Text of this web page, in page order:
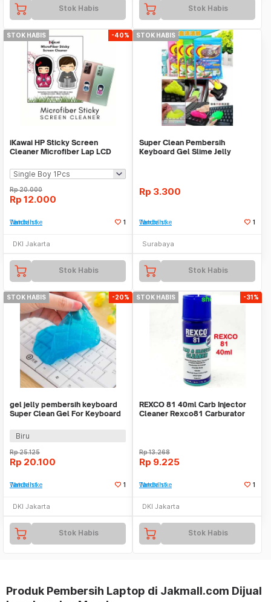
Stok Habis Stok Habis
STOK HABIS -40%
iKawai HP Sticky Screen
Cleaner Microfiber Lap LCD
Rp20.000
Rp 12.000
Tambah ke Watchlist 1
DKI Jakarta
Stok Habis
STOK HABIS
Super Clean Pembersih
Keyboard Gel Slime Jelly
Rp 3.300
Tambah ke Watchlist 1
Surabaya
Stok Habis
STOK HABIS -20%
gel jelly pembersih keyboard
Super Clean Gel For Keyboard
Biru
Rp25.125
Rp 20.100
Tambah ke Watchlist 1
DKI Jakarta
Stok Habis
STOK HABIS -31%
REXCO 81 40ml Carb Injector
Cleaner Rexco81 Carburator
Rp13.268
Rp 9.225
Tambah ke Watchlist 1
DKI Jakarta
Stok Habis
Produk Pembersih Laptop di Jakmall.com Dijual